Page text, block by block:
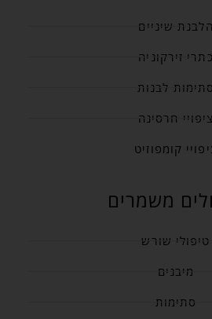
הלבנת שיניים
כתרי זירקוניה
סתימות לבנות
ציפויי חרסינה
קומפוזיט
משמרים
טיפולי שורש
מיבנים
סתימות